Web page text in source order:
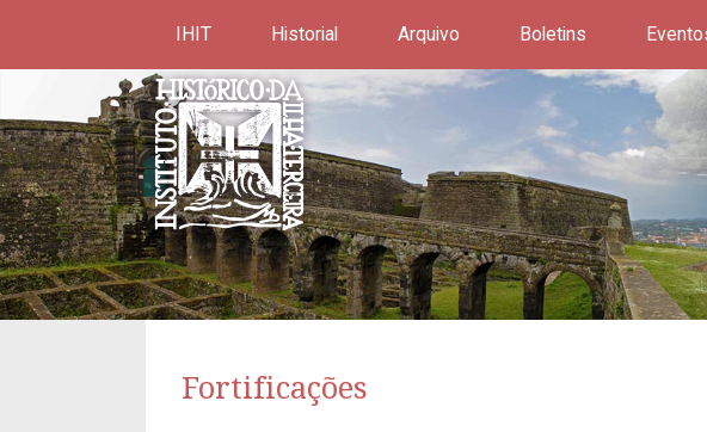
IHIT Historial Arquivo Boletins
Fortificações